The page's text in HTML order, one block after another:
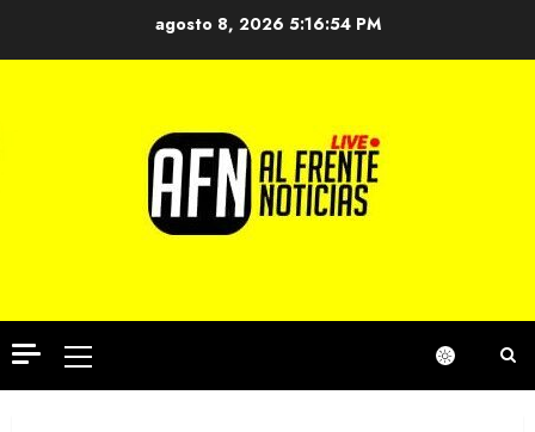
agosto 8, 2026 5:16:54 PM
Menú
principal